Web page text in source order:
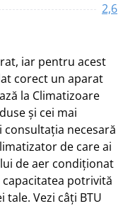
2,6
iar pentru acest
corect un aparat
la Climatizoare
și cei mai
necesară
de care ai
de aer condiționat
capacitatea potrivită
Vezi câți BTU